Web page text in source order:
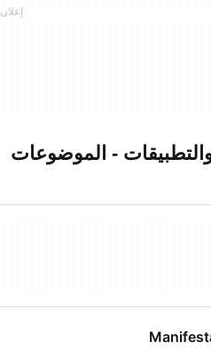
والتطبيقات - الموضوعات